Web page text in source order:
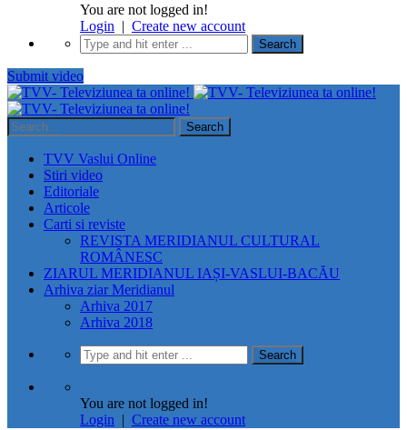
You are not logged in!
Login | Create new account
Submit video
TVV Vaslui Online
Stiri video
Editoriale
Articole
Carti si reviste
REVISTA MERIDIANUL CULTURAL
ROMÂNESC
ZIARUL MERIDIANUL IAȘI-VASLUI-BACĂU
Arhiva ziar Meridianul
Arhiva 2017
Arhiva 2018
You are not logged in!
Login | Create new account